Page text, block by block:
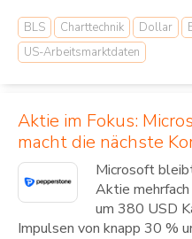
BLS Charttechnik Dollar
US-Arbeitsmarktdaten
Aktie im Fokus:
macht die nächste
Microsoft
Aktie
um 380 USD
Impulsen von knapp 30 %